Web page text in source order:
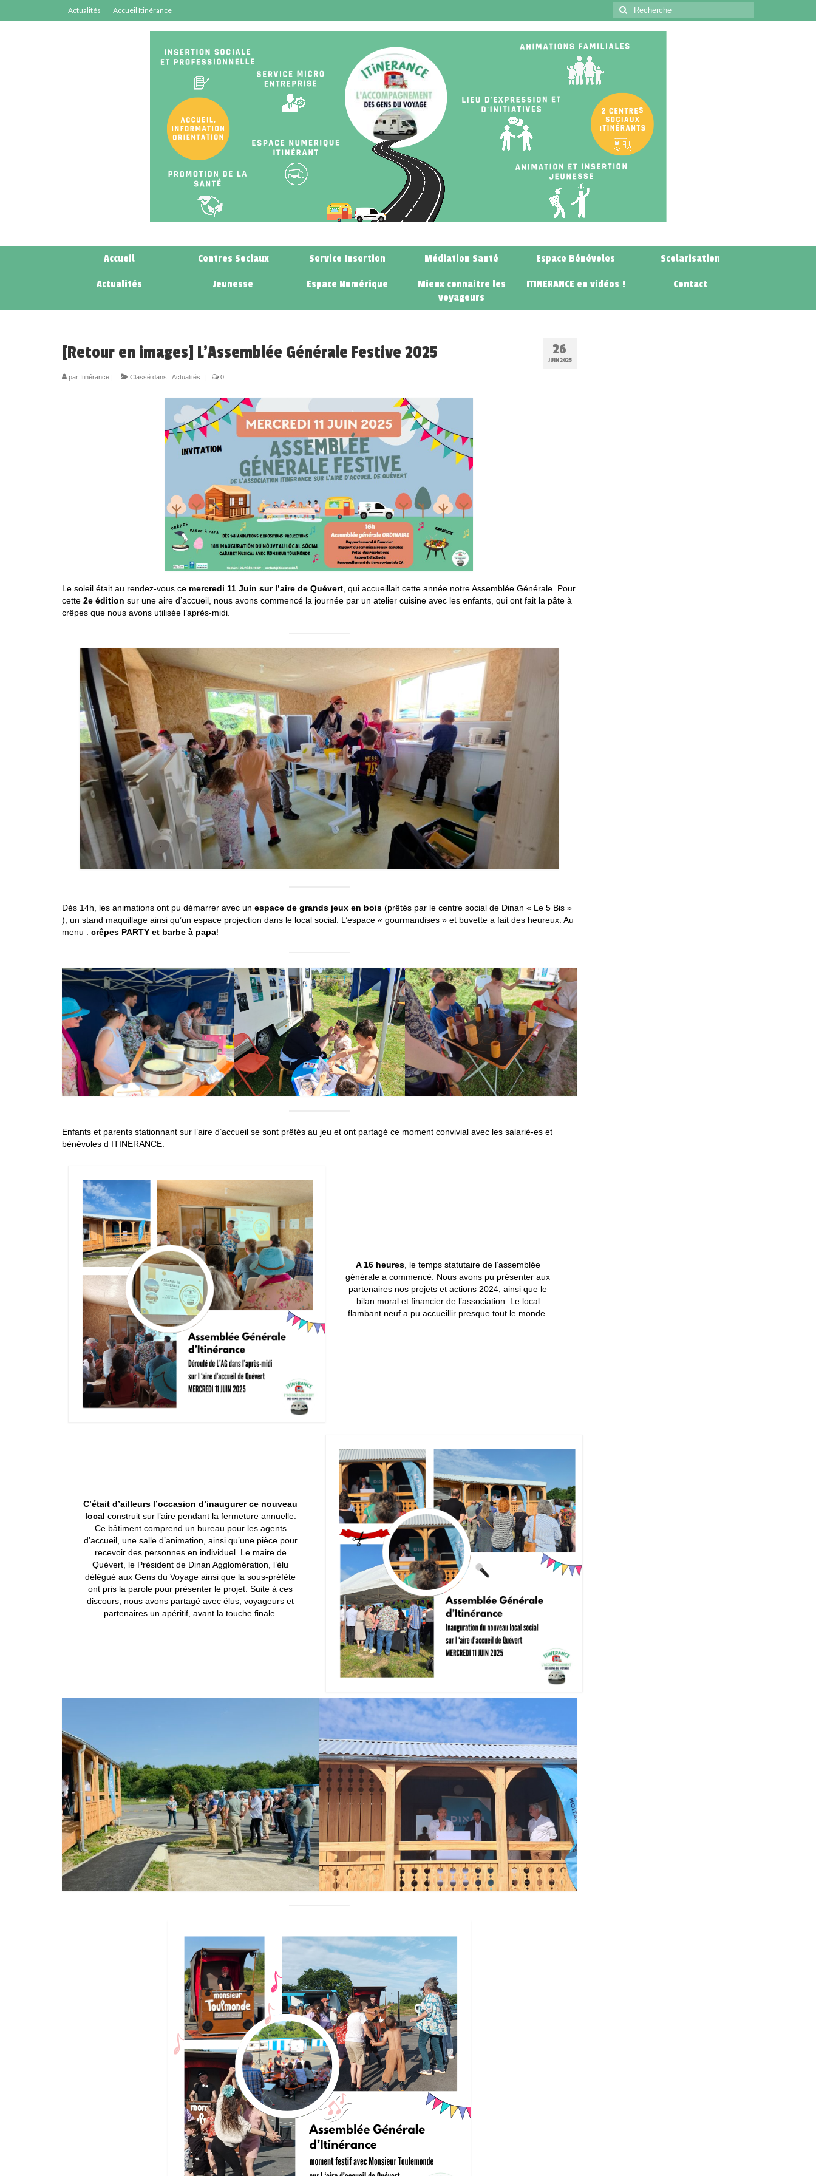
Actualités Accueil Itinérance
Accueil Centres Sociaux Service Insertion Médiation Santé Espace Bénévoles Scolarisation
Actualités Jeunesse Espace Numérique
Mieux connaitre les
voyageurs
ITINERANCE en vidéos ! Contact
26
JUIN 2025
[Retour en images] L’Assemblée Générale Festive 2025
par Itinérance | Classé dans : Actualités | 0
Le soleil était au rendez-vous ce mercredi 11 Juin sur l’aire de Quévert , qui accueillait cette année notre Assemblée Générale. Pour
cette 2e édition sur une aire d’accueil, nous avons commencé la journée par un atelier cuisine avec les enfants, qui ont fait la pâte à
crêpes que nous avons utilisée l’après-midi.
Dès 14h, les animations ont pu démarrer avec un espace de grands jeux en bois (prêtés par le centre social de Dinan « Le 5 Bis »
), un stand maquillage ainsi qu’un espace projection dans le local social. L’espace « gourmandises » et buvette a fait des heureux. Au
menu : crêpes PARTY et barbe à papa!
Enfants et parents stationnant sur l’aire d’accueil se sont prêtés au jeu et ont partagé ce moment convivial avec les salarié-es et
bénévoles d ITINERANCE.
A 16 heures, le temps statutaire de l’assemblée
générale a commencé. Nous avons pu présenter aux
partenaires nos projets et actions 2024, ainsi que le
bilan moral et financier de l’association. Le local
flambant neuf a pu accueillir presque tout le monde.
C’était d’ailleurs l’occasion d’inaugurer ce nouveau
local construit sur l’aire pendant la fermeture annuelle.
Ce bâtiment comprend un bureau pour les agents
d’accueil, une salle d’animation, ainsi qu’une pièce pour
recevoir des personnes en individuel. Le maire de
Quévert, le Président de Dinan Agglomération, l’élu
délégué aux Gens du Voyage ainsi que la sous-préfète
ont pris la parole pour présenter le projet. Suite à ces
discours, nous avons partagé avec élus, voyageurs et
partenaires un apéritif, avant la touche finale.